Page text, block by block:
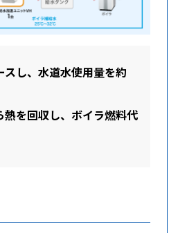
スし、水道水使用量を約
熱を回収し、ボイラ燃料代